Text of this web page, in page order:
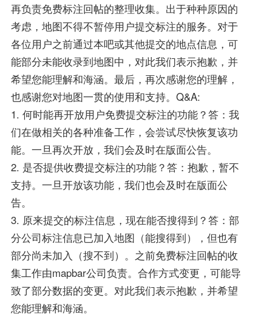
再负责免费标注回帖的整理收集。出于种种原因的
考虑，地图不得不暂停用户提交标注的服务。对于
各位用户之前通过本吧或其他提交的地点信息，可
能部分未能收录到地图中，对此我们表示抱歉，并
希望您能理解和海涵。最后，再次感谢您的理解，
也感谢您对地图一贯的使用和支持。Q&A:
1. 何时能再开放用户免费提交标注的功能？答：我
们在做相关的各种准备工作，会尝试尽快恢复该功
能。一旦再次开放，我们会及时在版面公告。
2. 是否提供收费提交标注的功能？答：抱歉，暂不
支持。一旦开放该功能，我们也会及时在版面公
告。
3. 原来提交的标注信息，现在能否搜得到？答：部
分公司标注信息已加入地图（能搜得到），但也有
部分尚未加入（搜不到）。之前免费标注回帖的收
集工作由mapbar公司负责。合作方式变更，可能导
致了部分数据的变更。对此我们表示抱歉，并希望
您能理解和海涵。